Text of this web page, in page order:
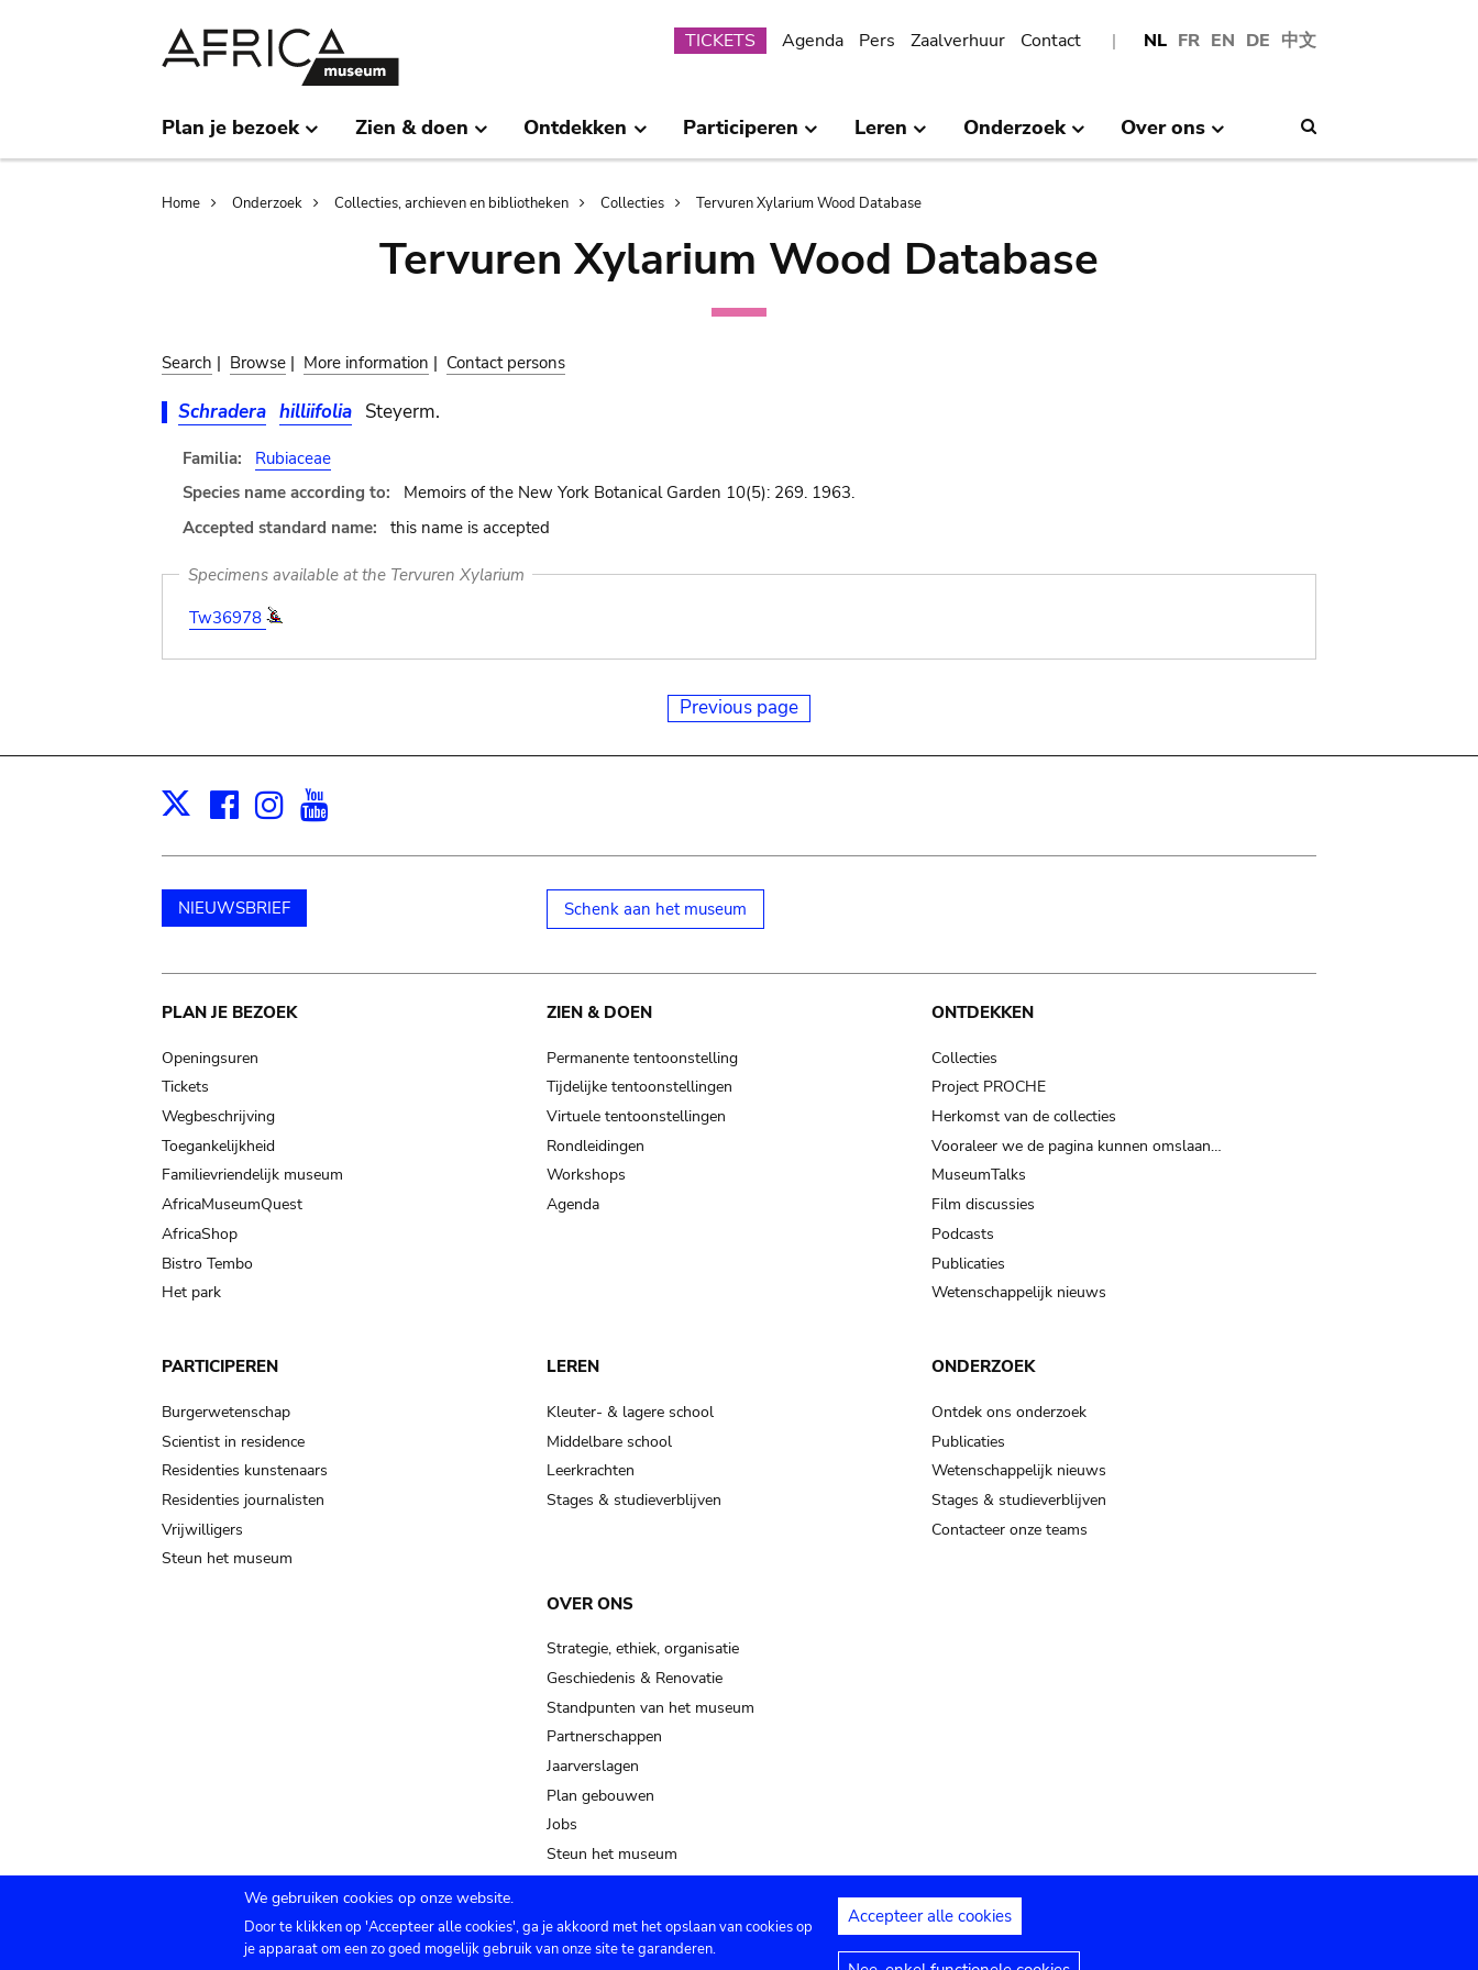
NL FR EN DE 中文
Submenu
TICKETS Agenda Pers Zaalverhuur Contact
Plan je bezoek Zien & doen Ontdekken Participeren Leren Onderzoek Over ons
Breadcrumb
Home Onderzoek Collecties, archieven en bibliotheken Collecties Tervuren Xylarium Wood Database
Tervuren Xylarium Wood Database
Search | Browse | More information | Contact persons
Schradera hilliifolia Steyerm.
Familia:
Rubiaceae
Species name according to:
Memoirs of the New York Botanical Garden 10(5): 269. 1963.
Accepted standard name:
this name is accepted
Specimens available at the Tervuren Xylarium
Tw36978
Previous page
X Facebook
Instagram
NIEUWSBRIEF Schenk aan het museum
Main
navigation
PLAN JE BEZOEK
Openingsuren
Tickets
Wegbeschrijving
Toegankelijkheid
Familievriendelijk museum
AfricaMuseumQuest
AfricaShop
Bistro Tembo
Het park
ZIEN & DOEN
Permanente tentoonstelling
Tijdelijke tentoonstellingen
Virtuele tentoonstellingen
Rondleidingen
Workshops
Agenda
ONTDEKKEN
Collecties
Project PROCHE
Herkomst van de collecties
Vooraleer we de pagina kunnen omslaan…
MuseumTalks
Film discussies
Podcasts
Publicaties
Wetenschappelijk nieuws
PARTICIPEREN
Burgerwetenschap
Scientist in residence
Residenties kunstenaars
Residenties journalisten
Vrijwilligers
Steun het museum
LEREN
Kleuter- & lagere school
Middelbare school
Leerkrachten
Stages & studieverblijven
ONDERZOEK
Ontdek ons onderzoek
Publicaties
Wetenschappelijk nieuws
Stages & studieverblijven
Contacteer onze teams
OVER ONS
Strategie, ethiek, organisatie
Geschiedenis & Renovatie
Standpunten van het museum
Partnerschappen
Jaarverslagen
Plan gebouwen
Jobs
Steun het museum
Submenu
Agenda Pers Zaalverhuur Contact Privacy instellingen Juridische mededelingen
We gebruiken cookies op onze website.
Door te klikken op 'Accepteer alle cookies', ga je akkoord met het opslaan van cookies op
je apparaat om een zo goed mogelijk gebruik van onze site te garanderen.
Accepteer alle cookies